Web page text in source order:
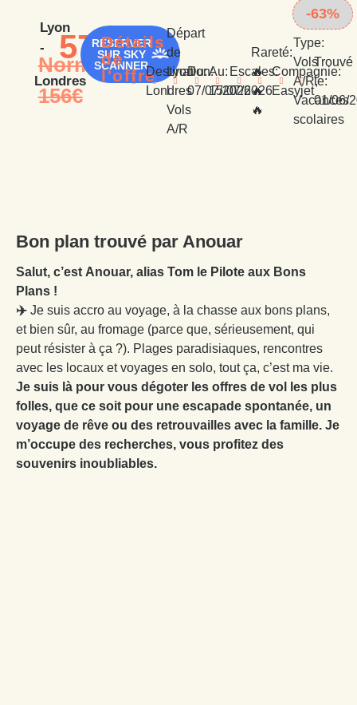
-63%
Lyon
-
Londres
Normalement
156€
57€RÉSERVER
SUR SKY
SCANNER︎
Détails
de
l'offreDestination:
Londres
Départ
de
Lyon
l
Vols
A/R
Du:
07/07/2026
Au:
15/07/2026
Escales:
0
Rareté:
🔥
🔥
🔥
Compagnie:
Easyjet
Type:
Vols
A/R,
Vacances
scolaires
Trouvé
le:
01/06/
Bon plan trouvé par Anouar
Salut, c’est Anouar, alias Tom le Pilote aux Bons
Plans !
✈️ Je suis accro au voyage, à la chasse aux bons plans,
et bien sûr, au fromage (parce que, sérieusement, qui
peut résister à ça ?). Plages paradisiaques, rencontres
avec les locaux et voyages en solo, tout ça, c’est ma vie.
Je suis là pour vous dégoter les offres de vol les plus
folles, que ce soit pour une escapade spontanée, un
voyage de rêve ou des retrouvailles avec la famille. Je
m’occupe des recherches, vous profitez des
souvenirs inoubliables.